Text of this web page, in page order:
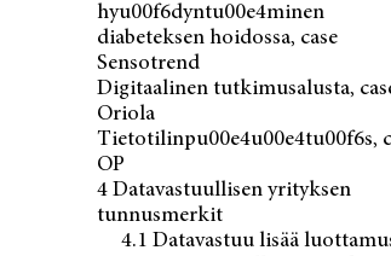
hyu00f6dyntu00e4minen
diabeteksen hoidossa, case
Sensotrend
Digitaalinen tutkimusalusta,
Oriola
Tietotilinpu00e4u00e4tu00f6s,
OP
4 Datavastuullisen yrityksen
tunnusmerkit
4.1 Datavastuu lisää
Tutustu